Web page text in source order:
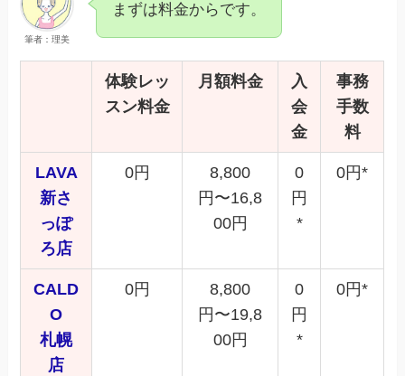
筆者：理美
まずは料金からです。
体験レッ
スン料金
月額料金
入
会
金
事務
手数
料
LAVA
新さ
っぽ
ろ店
0円
8,800
円〜16,8
00円
0
円
*
0円*
CALD
O
札幌
店
0円
8,800
円〜19,8
00円
0
円
*
0円*